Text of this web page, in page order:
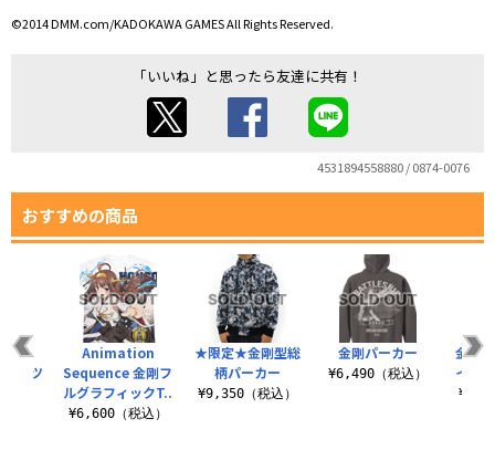
©2014 DMM.com/KADOKAWA GAMES All Rights Reserved.
「いいね」と思ったら友達に共有！
4531894558880 / 0874-0076
おすすめの商品
★限定★金剛型総
柄パーカー
¥9,350（税込）
金剛パーカー
¥6,490（税込）
金剛
イン
定
ャツ
Animation
Sequence 金剛フ
ルグラフィックT..
¥6,600（税込）